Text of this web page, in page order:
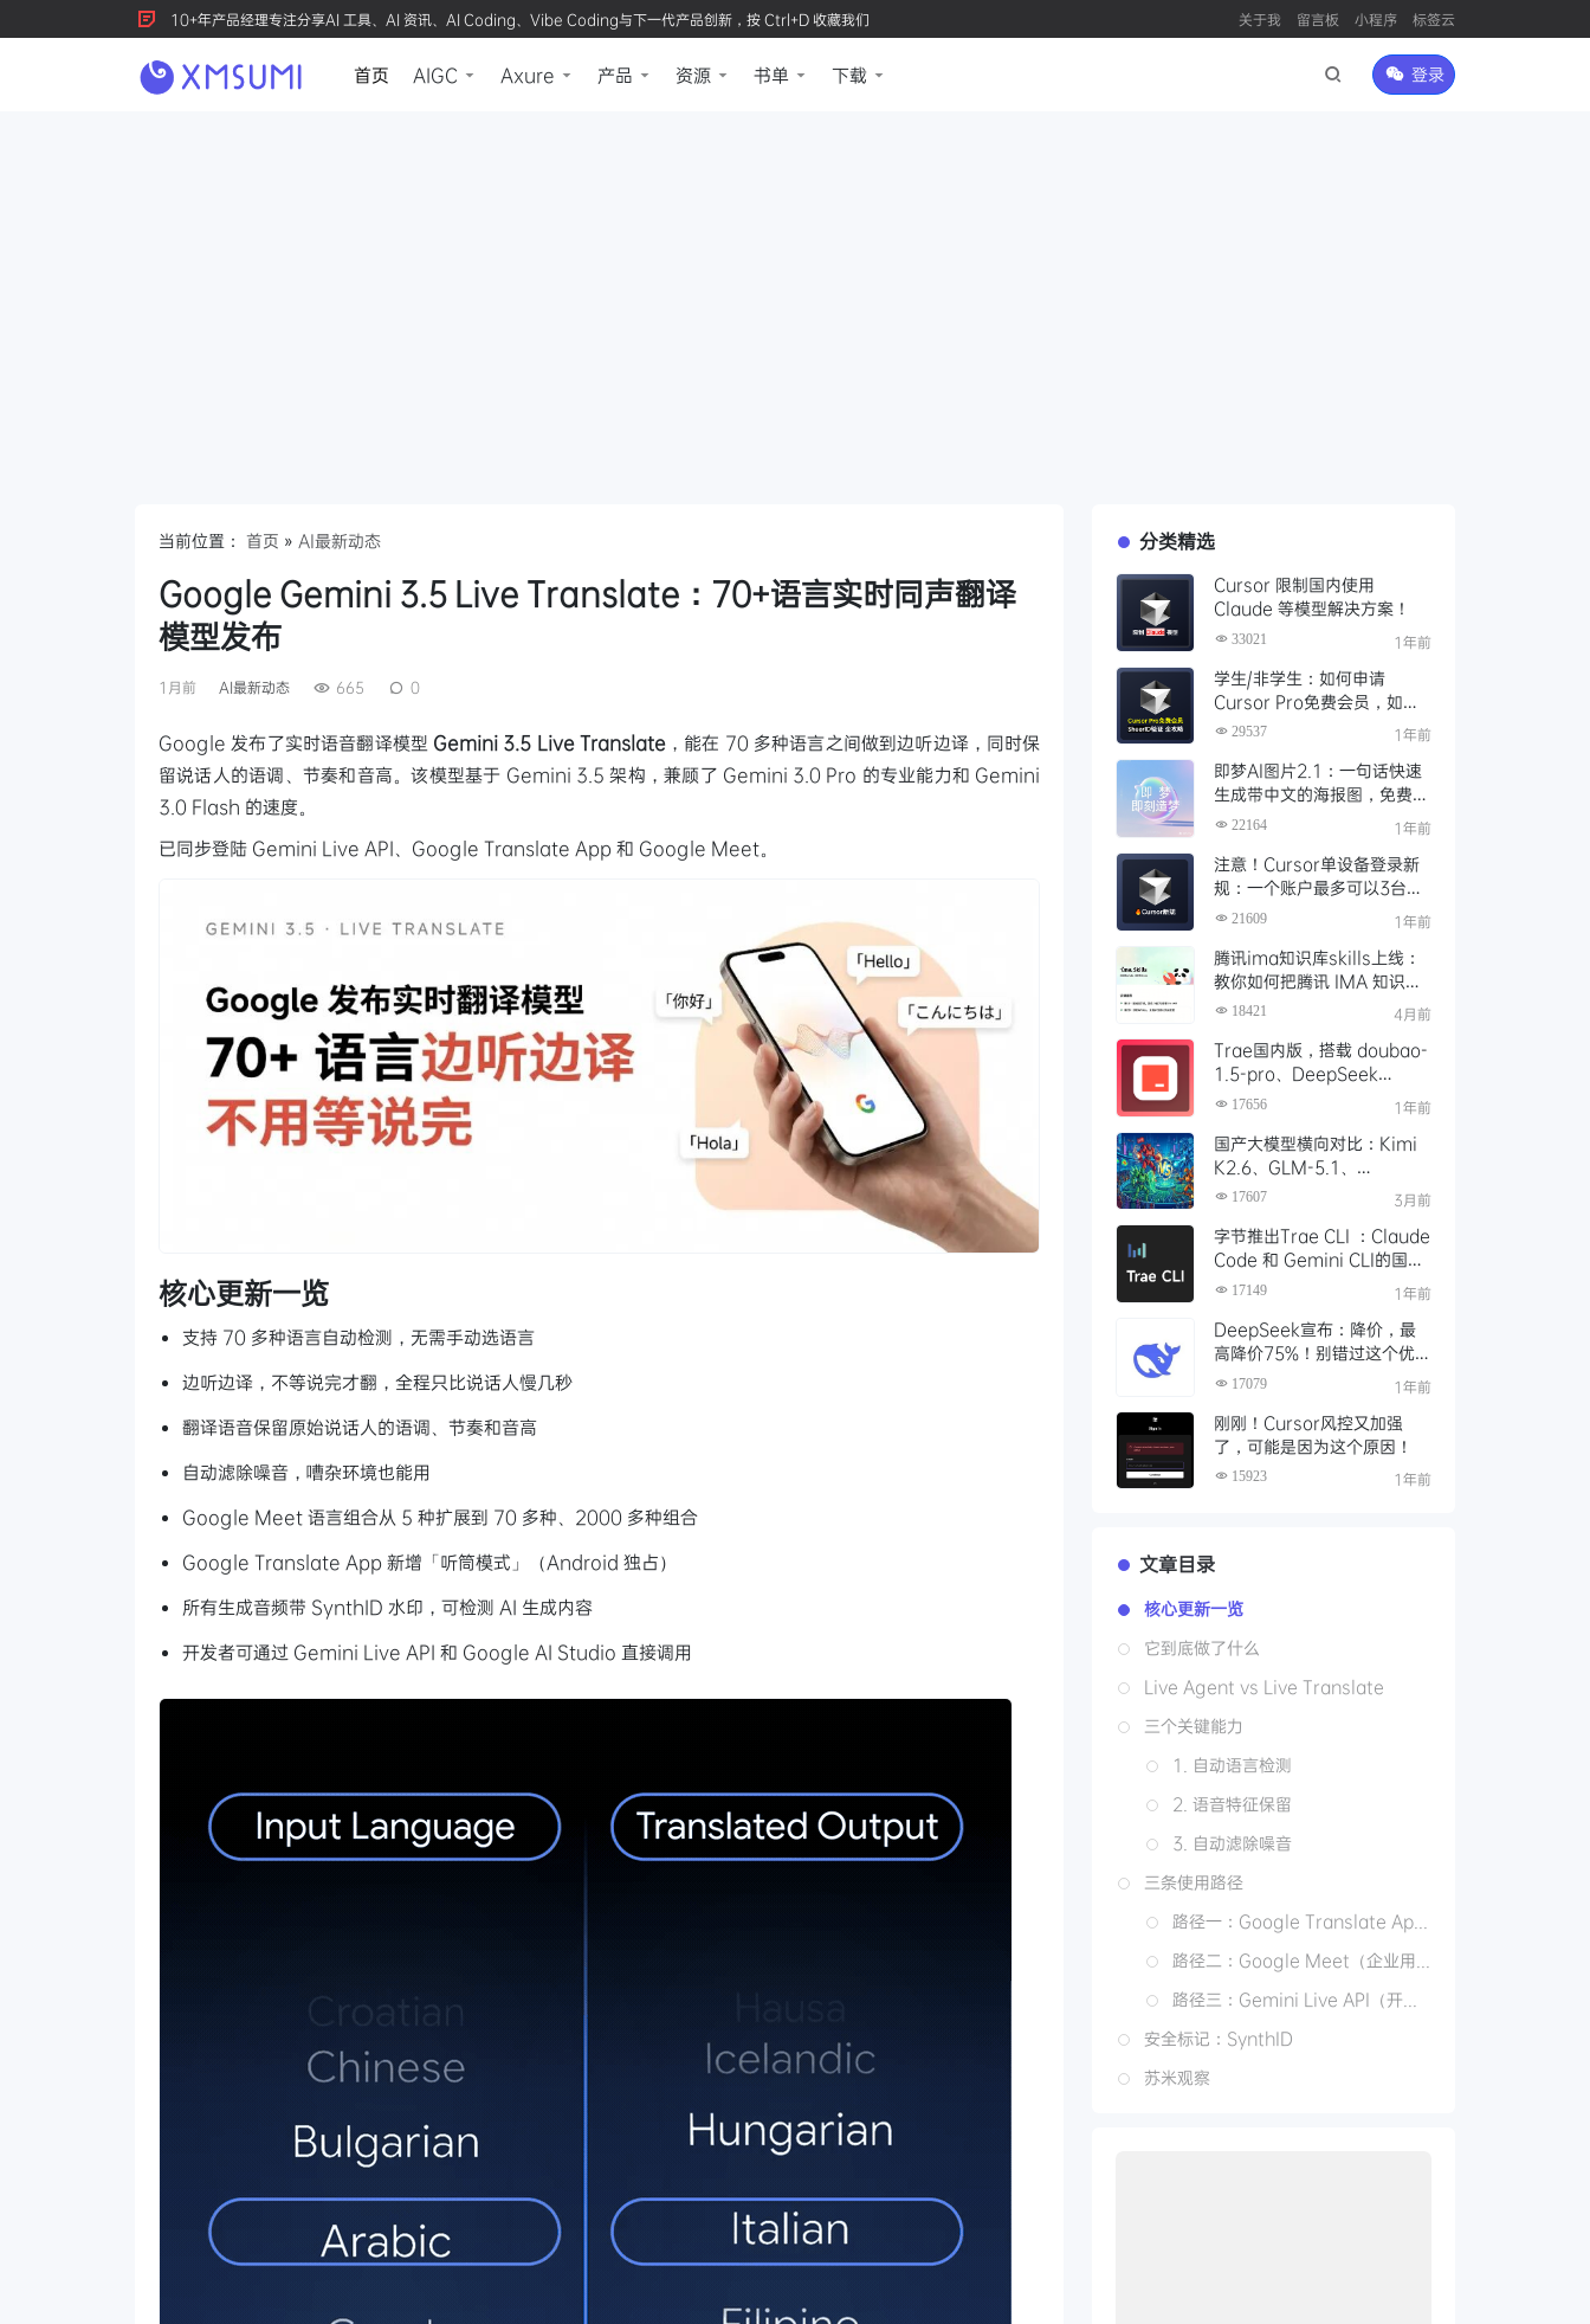
10+年产品经理专注分享AI 工具、AI 资讯、AI Coding、Vibe Coding与下一代产品创新，按 Ctrl+D 收藏我们 关于我 留言板 小程序 标签云
首页 AIGC Axure 产品 资源 书单 下载 登录
当前位置： 首页 » AI最新动态
Google Gemini 3.5 Live Translate：70+语言实时同声翻译
模型发布
1月前 AI最新动态 665 0
Google 发布了实时语音翻译模型 Gemini 3.5 Live Translate，能在 70 多种语言之间做到边听边译，同时保
留说话人的语调、节奏和音高。该模型基于 Gemini 3.5 架构，兼顾了 Gemini 3.0 Pro 的专业能力和 Gemini
3.0 Flash 的速度。
已同步登陆 Gemini Live API、Google Translate App 和 Google Meet。
核心更新一览
支持 70 多种语言自动检测，无需手动选语言
边听边译，不等说完才翻，全程只比说话人慢几秒
翻译语音保留原始说话人的语调、节奏和音高
自动滤除噪音，嘈杂环境也能用
Google Meet 语言组合从 5 种扩展到 70 多种、2000 多种组合
Google Translate App 新增「听筒模式」（Android 独占）
所有生成音频带 SynthID 水印，可检测 AI 生成内容
开发者可通过 Gemini Live API 和 Google AI Studio 直接调用
分类精选
Cursor 限制国内使用
Claude 等模型解决方案！
33021 1年前
学生/非学生：如何申请
Cursor Pro免费会员，如何
通过SheerID验证快速激活全
29537 1年前
即梦AI图片2.1：一句话快速
生成带中文的海报图，免费AI
文生图、视频工具、AIGC创
22164 1年前
注意！Cursor单设备登录新
规：一个账户最多可以3台设
备登录，且限制单点登录
21609 1年前
腾讯ima知识库skills上线：
教你如何把腾讯 IMA 知识库
接入 OpenClaw 一步打通
18421 4月前
Trae国内版，搭载 doubao-
1.5-pro、DeepSeek
R1/V3模型，对比 Trae 国际
17656 1年前
国产大模型横向对比：Kimi
K2.6、GLM-5.1、
Qwen3、MiniMax M2 四
17607 3月前
字节推出Trae CLI ：Claude
Code 和 Gemini CLI的国产
平替 ？手把手教你如何安装
17149 1年前
DeepSeek宣布：降价，最
高降价75%！别错过这个优
惠时段，赶紧充值
17079 1年前
刚刚！Cursor风控又加强
了，可能是因为这个原因！
15923 1年前
文章目录
核心更新一览
它到底做了什么
Live Agent vs Live Translate
三个关键能力
1. 自动语言检测
2. 语音特征保留
3. 自动滤除噪音
三条使用路径
安全标记：SynthID
苏米观察